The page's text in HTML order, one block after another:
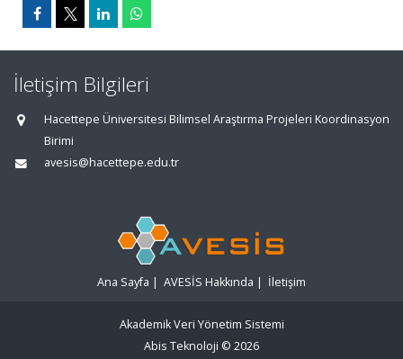
İletişim Bilgileri
Hacettepe Üniversitesi Bilimsel Araştırma Projeleri Koordinasyon
Birimi
avesis@hacettepe.edu.tr
Ana Sayfa | AVESİS Hakkında | İletişim
Akademik Veri Yönetim Sistemi
Abis Teknoloji © 2026